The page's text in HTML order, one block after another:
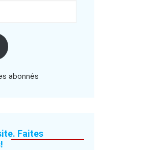
abonnés
Faites